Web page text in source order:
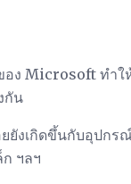
อง Microsoft ทำใ
กัน
ยังเกิดขึ้นกับอุปกร
ฯลฯ